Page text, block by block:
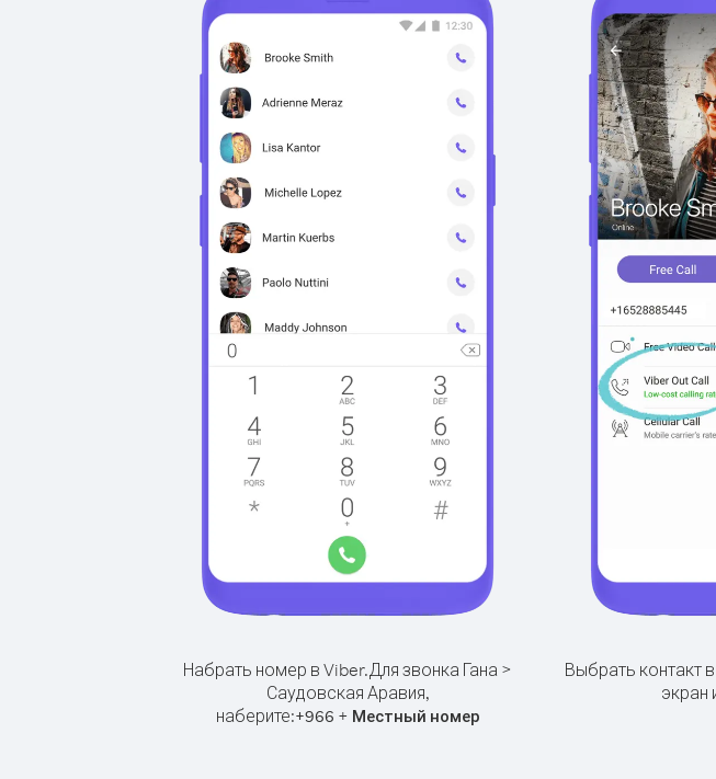
Набрать номер в Viber.Для звонка Гана >
Саудовская Аравия,
наберите:+966 + Местный номер
Выбрать контакт
экран